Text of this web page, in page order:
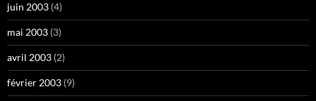
juin 2003 (4)
mai 2003 (3)
avril 2003 (2)
février 2003 (9)